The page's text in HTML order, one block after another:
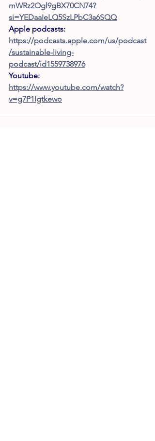
mWRz2Ogl9gBX70CN74?
si=YEDaaIeLQ5SzLPbC3a6SQQ
Apple podcasts:
https://podcasts.apple.com/us/podcast
/sustainable-living-
podcast/id1559738976
Youtube:
https://www.youtube.com/watch?
v=g7P1Igtkewo